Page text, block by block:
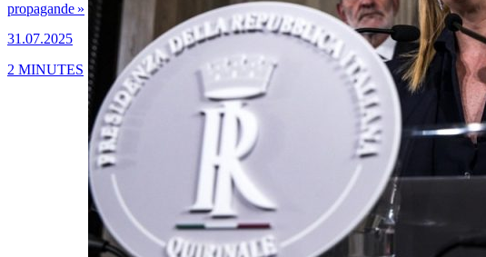
propagande »
31.07.2025
2 MINUTES